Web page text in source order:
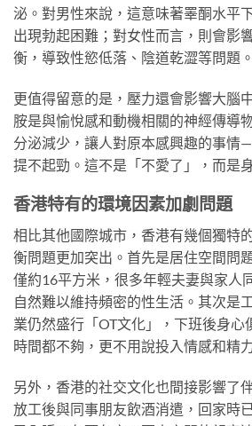
泌。對男性來說，這意味著睪酮水平
出現勃起困難；對女性而言，則會影
衡，導致性慾低落、陰道乾澀等問題。
更值得留意的是，壓力還會影響大腦
胺是與愉悅感和動機相關的神經傳導
分泌減少，讓人對原本感興趣的事
提不起勁。這不是「不愛了」，而是
香港特有的環境因素加劇問題
相比其他國際城市，香港有幾個獨特
衡問題更加突出。首先是居住空間問
僅約16平方米，很多年輕夫妻與家人
自然難以維持頻密的性生活。其次是
業仍然盛行「OT文化」，下班後身心
時間都不夠，更不用說投入情感和精
另外，香港的社交文化也間接影響了
放工後與同事朋友飲酒消遣，回家時